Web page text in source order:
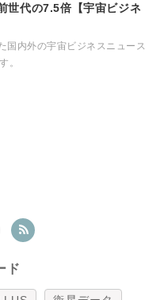
世代の7.5倍【宇宙ビジネ
国内外の宇宙ビジネスニュース
。
ド